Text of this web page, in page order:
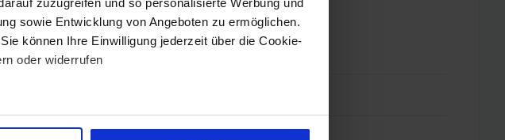
sowie Entwicklung von Angeboten zu ermöglichen.
können Ihre Einwilligung jederzeit über die Cookie-
oder widerrufen
auf einige Meter genau sein können